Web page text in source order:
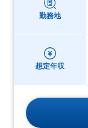
勤務地
想定年収